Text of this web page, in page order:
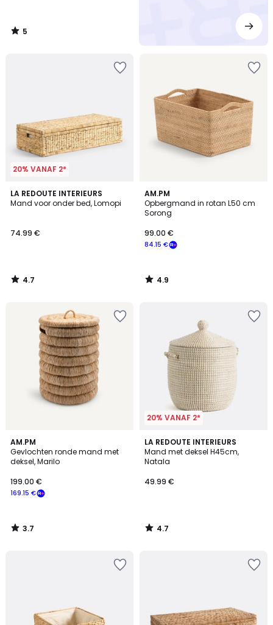
5
/
20% VANAF 2*
LA REDOUTE INTERIEURS
Mand voor onder bed, Lomopi
74.99 €
4.7
/ 5
4.7
/
AM.PM
Opbergmand in rotan L50 cm
Sorong
84.15 €
99.00 €
4.9
/ 5
4.9
/
AM.PM
Gevlochten ronde mand met
deksel, Marilo
169.15 €
199.00 €
3.7
/ 5
3.7
/
20% VANAF 2*
LA REDOUTE INTERIEURS
Mand met deksel H45cm,
Natala
49.99 €
4.7
/ 5
4.7
/